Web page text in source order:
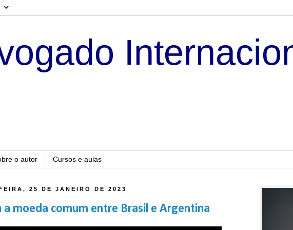
o autor Cursos e aulas
25 DE JANEIRO DE 2023
a moeda comum entre Brasil e Argentina